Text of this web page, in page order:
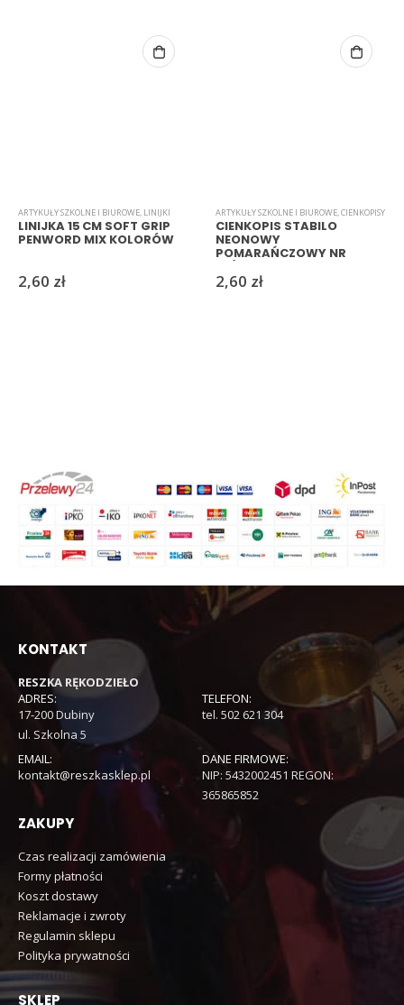
ARTYKUŁY SZKOLNE I BIUROWE, LINIJKI
LINIJKA 15 CM SOFT GRIP
PENWORD MIX KOLORÓW
2,60 zł
ARTYKUŁY SZKOLNE I BIUROWE,CIENKOPISY
CIENKOPIS STABILO
NEONOWY
POMARAŃCZOWY NR
2,60 zł
KONTAKT
RESZKA RĘKODZIEŁO
ADRES:
17-200 Dubiny
ul. Szkolna 5
TELEFON:
tel. 502 621 304
EMAIL:
kontakt@reszkasklep.pl
DANE FIRMOWE:
NIP: 5432002451 REGON:
365865852
ZAKUPY
Czas realizacji zamówienia
Formy płatności
Koszt dostawy
Reklamacje i zwroty
Regulamin sklepu
Polityka prywatności
SKLEP